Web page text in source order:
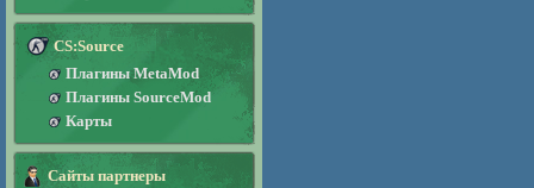
CS:Source
Плагины MetaMod
Плагины SourceMod
Карты
Сайты партнеры